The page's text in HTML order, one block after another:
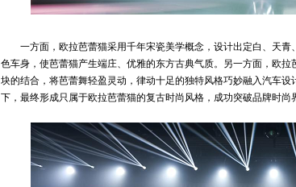
一方面，欧拉芭蕾猫采用千年宋瓷美学概念，设计出定白、天
色车身，使芭蕾猫产生端庄、优雅的东方古典气质。另一方面，欧
块的结合，将芭蕾舞轻盈灵动，律动十足的独特风格巧妙融入汽车
下，最终形成只属于欧拉芭蕾猫的复古时尚风格，成功突破品牌时尚